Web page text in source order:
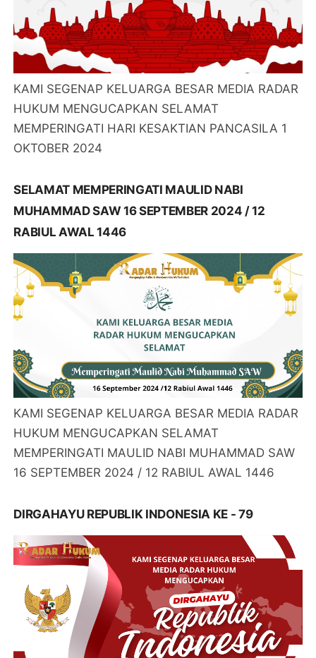
KAMI SEGENAP KELUARGA BESAR MEDIA RADAR
HUKUM MENGUCAPKAN SELAMAT
MEMPERINGATI HARI KESAKTIAN PANCASILA 1
OKTOBER 2024
SELAMAT MEMPERINGATI MAULID NABI
MUHAMMAD SAW 16 SEPTEMBER 2024 / 12
RABIUL AWAL 1446
KAMI SEGENAP KELUARGA BESAR MEDIA RADAR
HUKUM MENGUCAPKAN SELAMAT
MEMPERINGATI MAULID NABI MUHAMMAD SAW
16 SEPTEMBER 2024 / 12 RABIUL AWAL 1446
DIRGAHAYU REPUBLIK INDONESIA KE - 79